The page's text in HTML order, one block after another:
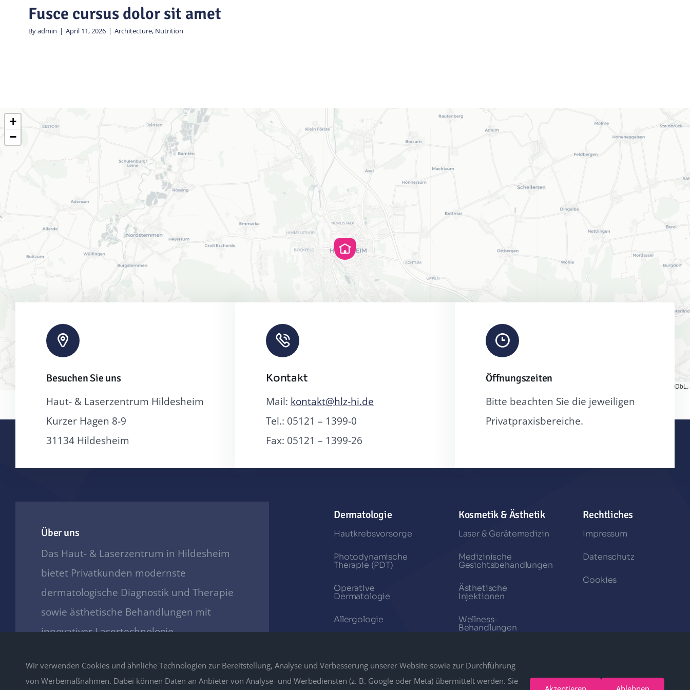
Fusce cursus dolor sit amet
Byadmin | April 11, 2026 | Architecture, Nutrition
+
−
CARTO , under ODbL.
Besuchen Sie uns
Haut- & Laserzentrum Hildesheim
Kurzer Hagen 8-9
31134 Hildesheim
Kontakt
Mail: kontakt@hlz-hi.de
Tel.: 05121 – 1399-0
Fax: 05121 – 1399-26
Öffnungszeiten
Bitte beachten Sie die jeweiligen
Privatpraxisbereiche.
Über uns
Das Haut- & Laserzentrum in Hildesheim
bietet Privatkunden modernste
dermatologische Diagnostik und Therapie
sowie ästhetische Behandlungen mit
innovativer Lasertechnologie.
Dermatologie
Hautkrebsvorsorge
Photodynamische
Therapie (PDT)
Operative
Dermatologie
Allergologie
Chronische
Hauterkrankungen
Kosmetik & Ästhetik
Laser & Gerätemedizin
Medizinische
Gesichtsbehandlungen
Ästhetische
Injektionen
Wellness-
Behandlungen
Rechtliches
Impressum
Datenschutz
Cookies
Wir verwenden Cookies und ähnliche Technologien zur Bereitstellung, Analyse und Verbesserung unserer Website sowie zur Durchführung
von Werbemaßnahmen. Dabei können Daten an Anbieter von Analyse- und Werbediensten (z. B. Google oder Meta) übermittelt werden. Sie